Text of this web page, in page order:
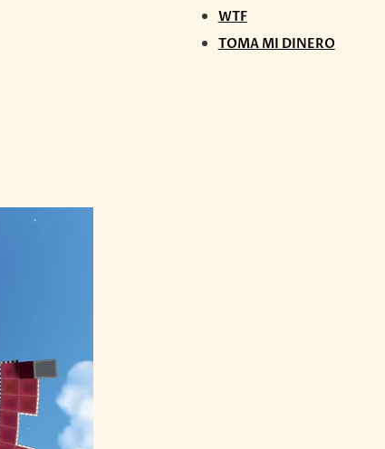
WTF
TOMA MI DINERO